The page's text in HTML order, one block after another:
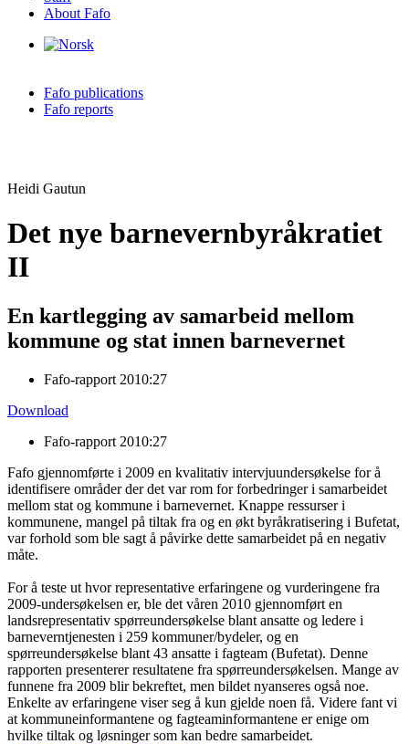
About Fafo
Fafo publications
Fafo reports
Heidi Gautun
Det nye barnevernbyråkratiet
II
En kartlegging av samarbeid mellom
kommune og stat innen barnevernet
Fafo-rapport 2010:27
Download
Fafo-rapport 2010:27
Fafo gjennomførte i 2009 en kvalitativ intervjuundersøkelse for å
identifisere områder der det var rom for forbedringer i samarbeidet
mellom stat og kommune i barnevernet. Knappe ressurser i
kommunene, mangel på tiltak fra og en økt byråkratisering i Bufetat,
var forhold som ble sagt å påvirke dette samarbeidet på en negativ
måte.
For å teste ut hvor representative erfaringene og vurderingene fra
2009-undersøkelsen er, ble det våren 2010 gjennomført en
landsrepresentativ spørreundersøkelse blant ansatte og ledere i
barneverntjenesten i 259 kommuner/bydeler, og en
spørreundersøkelse blant 43 ansatte i fagteam (Bufetat). Denne
rapporten presenterer resultatene fra spørreundersøkelsen. Mange av
funnene fra 2009 blir bekreftet, men bildet nyanseres også noe.
Enkelte av erfaringene viser seg å kun gjelde noen få. Videre fant vi
at kommuneinformantene og fagteaminformantene er enige om
hvilke tiltak og løsninger som kan bedre samarbeidet.